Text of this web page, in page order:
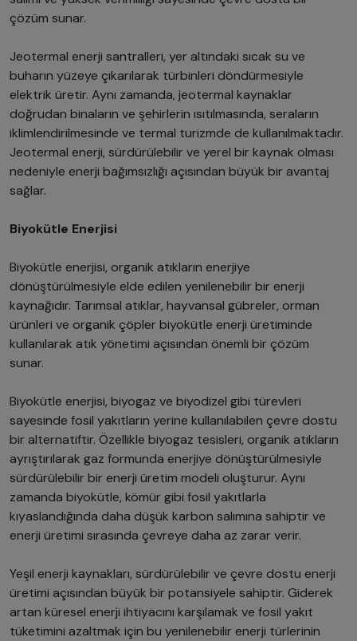
çözüm sunar.
Jeotermal enerji santralleri, yer altındaki sıcak su ve
buharın yüzeye çıkarılarak türbinleri döndürmesiyle
elektrik üretir. Aynı zamanda, jeotermal kaynaklar
doğrudan binaların ve şehirlerin ısıtılmasında, seraların
iklimlendirilmesinde ve termal turizmde de kullanılmaktadır.
Jeotermal enerji, sürdürülebilir ve yerel bir kaynak olması
nedeniyle enerji bağımsızlığı açısından büyük bir avantaj
sağlar.
Biyokütle Enerjisi
Biyokütle enerjisi, organik atıkların enerjiye
dönüştürülmesiyle elde edilen yenilenebilir bir enerji
kaynağıdır. Tarımsal atıklar, hayvansal gübreler, orman
ürünleri ve organik çöpler biyokütle enerji üretiminde
kullanılarak atık yönetimi açısından önemli bir çözüm
sunar.
Biyokütle enerjisi, biyogaz ve biyodizel gibi türevleri
sayesinde fosil yakıtların yerine kullanılabilen çevre dostu
bir alternatiftir. Özellikle biyogaz tesisleri, organik atıkların
ayrıştırılarak gaz formunda enerjiye dönüştürülmesiyle
sürdürülebilir bir enerji üretim modeli oluşturur. Aynı
zamanda biyokütle, kömür gibi fosil yakıtlarla
kıyaslandığında daha düşük karbon salımına sahiptir ve
enerji üretimi sırasında çevreye daha az zarar verir.
Yeşil enerji kaynakları, sürdürülebilir ve çevre dostu enerji
üretimi açısından büyük bir potansiyele sahiptir. Giderek
artan küresel enerji ihtiyacını karşılamak ve fosil yakıt
tüketimini azaltmak için bu yenilenebilir enerji türlerinin